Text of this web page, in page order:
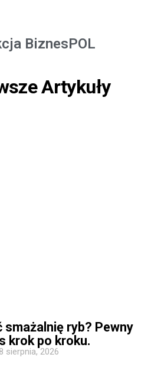
BiznesPOL
Artykuły
ryb? Pewny
krok po kroku.
8 sierpnia, 2026